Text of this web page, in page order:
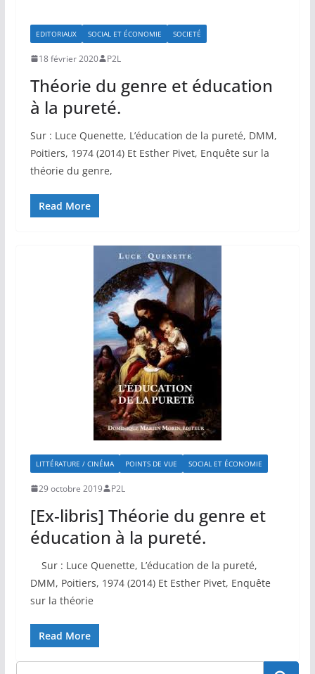
EDITORIAUX SOCIAL ET ÉCONOMIE SOCIETÉ
18 février 2020 P2L
Théorie du genre et éducation
à la pureté.
Sur : Luce Quenette, L’éducation de la pureté, DMM,
Poitiers, 1974 (2014) Et Esther Pivet, Enquête sur la
théorie du genre,
Read More
LITTÉRATURE / CINÉMA POINTS DE VUE SOCIAL ET ÉCONOMIE
29 octobre 2019 P2L
[Ex-libris] Théorie du genre et
éducation à la pureté.
Sur : Luce Quenette, L’éducation de la pureté,
DMM, Poitiers, 1974 (2014) Et Esther Pivet, Enquête
sur la théorie
Read More